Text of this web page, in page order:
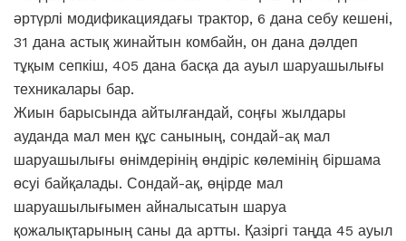
әртүрлі модификациядағы трактор, 6 дана себу кешені,
31 дана астық жинайтын комбайн, он дана дәлдеп
тұқым сепкіш, 405 дана басқа да ауыл шаруашылығы
техникалары бар.
Жиын барысында айтылғандай, соңғы жылдары
ауданда мал мен құс санының, сондай-ақ мал
шаруашылығы өнімдерінің өндіріс көлемінің біршама
өсуі байқалады. Сондай-ақ, өңірде мал
шаруашылығымен айналысатын шаруа
қожалықтарының саны да артты. Қазіргі таңда 45 ауыл